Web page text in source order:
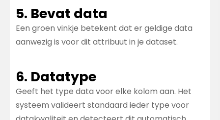
5. Bevat data
Een groen vinkje betekent dat er geldige data
aanwezig is voor dit attribuut in je dataset.
6. Datatype
Geeft het type data voor elke kolom aan. Het
systeem valideert standaard ieder type voor